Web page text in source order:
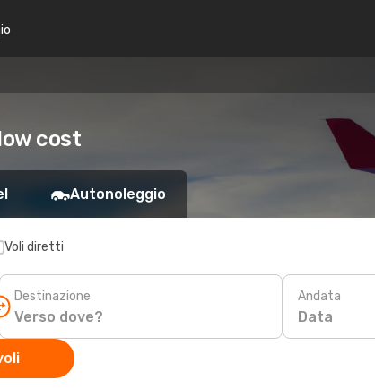
cost
Autonoleggio
Voli diretti
Destinazione Andata
Data